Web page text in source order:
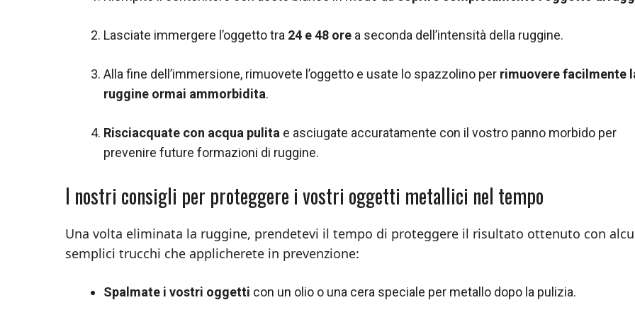
Lasciate immergere l’oggetto tra 24 e 48 ore a seconda dell’intensità della ruggine.
Alla fine dell’immersione, rimuovete l’oggetto e usate lo spazzolino per rimuovere facilmente
ruggine ormai ammorbidita.
Risciacquate con acqua pulita e asciugate accuratamente con il vostro panno morbido per
prevenire future formazioni di ruggine.
I nostri consigli per proteggere i vostri oggetti metallici nel tempo
Una volta eliminata la ruggine, prendetevi il tempo di proteggere il risultato ottenuto con
semplici trucchi che applicherete in prevenzione:
Spalmate i vostri oggetti con un olio o una cera speciale per metallo dopo la pulizia.